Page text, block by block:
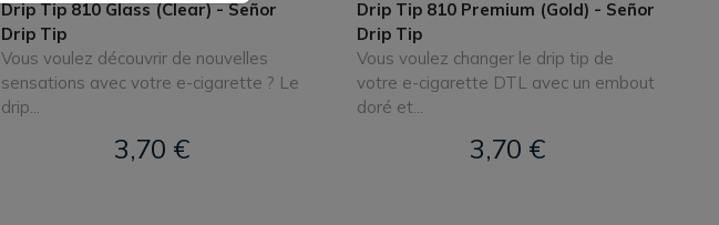
Drip Tip 810 Glass (Clear) - Señor
Drip Tip
Vous voulez découvrir de nouvelles
sensations avec votre e-cigarette ? Le
drip...
3,70 €
Drip Tip 810 Premium (Gold) - Señor
Drip Tip
Vous voulez changer le drip tip de
votre e-cigarette DTL avec un embout
doré et...
3,70 €